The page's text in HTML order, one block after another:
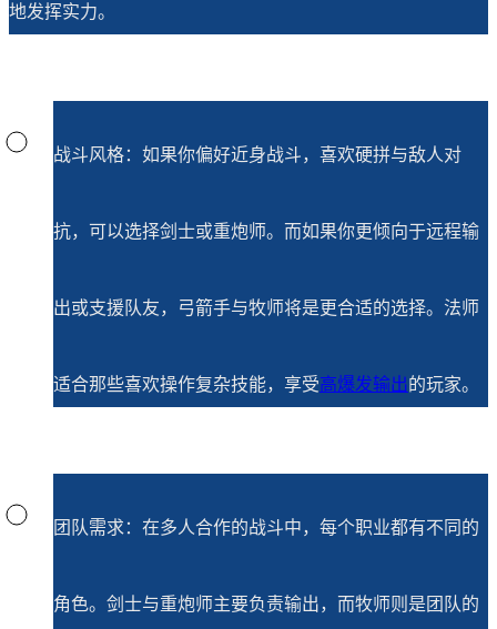
地发挥实力。
战斗风格：如果你偏好近身战斗，喜欢硬拼与敌人对
抗，可以选择剑士或重炮师。而如果你更倾向于远程输
出或支援队友，弓箭手与牧师将是更合适的选择。法师
适合那些喜欢操作复杂技能，享受高爆发输出的玩家。
团队需求：在多人合作的战斗中，每个职业都有不同的
角色。剑士与重炮师主要负责输出，而牧师则是团队的